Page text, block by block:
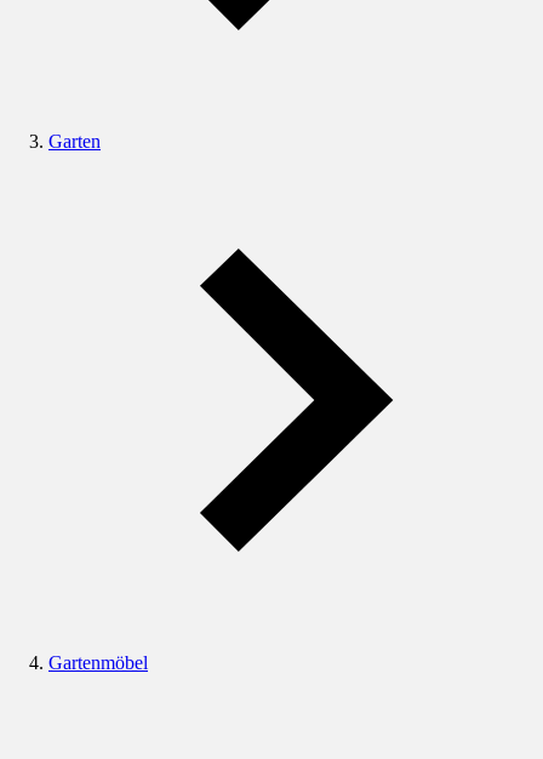
Garten
Gartenmöbel